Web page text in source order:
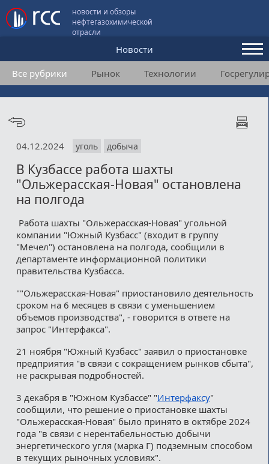
новости и обзоры
нефтегазохимической
отрасли
Новости
Аналитика и мнения
Конференции
Подписка
Пользовательское соглашение
Медиакит
Контакты
Все рубрики Рынок Технологии
04.12.2024 уголь добыча
В Кузбассе работа шахты
"Ольжерасская-Новая" остановлена
на полгода
Работа шахты "Ольжерасская-Новая" угольной
компании "Южный Кузбасс" (входит в группу
"Мечел") остановлена на полгода, сообщили в
департаменте информационной политики
правительства Кузбасса.
""Ольжерасская-Новая" приостановило деятельность
сроком на 6 месяцев в связи с уменьшением
объемов производства", - говорится в ответе на
запрос "Интерфакса".
21 ноября "Южный Кузбасс" заявил о приостановке
предприятия "в связи с сокращением рынков сбыта",
не раскрывая подробностей.
3 декабря в "Южном Кузбассе" "Интерфаксу"
сообщили, что решение о приостановке шахты
"Ольжерасская-Новая" было принято в октябре 2024
года "в связи с нерентабельностью добычи
энергетического угля (марка Г) подземным способом
в текущих рыночных условиях".